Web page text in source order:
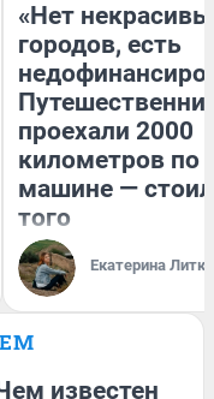
«Нет
городов, есть
проехали 2000
километров по
машине —
того
Екатерина
известен